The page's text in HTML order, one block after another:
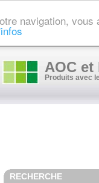
navigation,
AOC et
Produits avec
RECHERCHE